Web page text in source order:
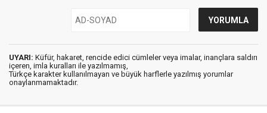
UYARI: Küfür, hakaret, rencide edici cümleler veya imalar, inançlara saldırı
içeren, imla kuralları ile yazılmamış,
Türkçe karakter kullanılmayan ve büyük harflerle yazılmış yorumlar
onaylanmamaktadır.